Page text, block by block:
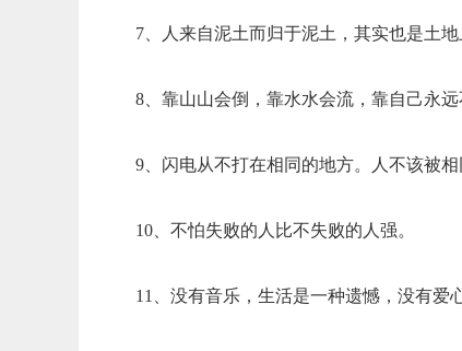
7、人来自泥土而归于泥土，其实也是土地
8、靠山山会倒，靠水水会流，靠自己永远
9、闪电从不打在相同的地方。人不该被相
10、不怕失败的人比不失败的人强。
11、没有音乐，生活是一种遗憾，没有爱